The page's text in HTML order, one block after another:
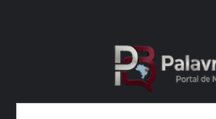
Digite seu e-mail…